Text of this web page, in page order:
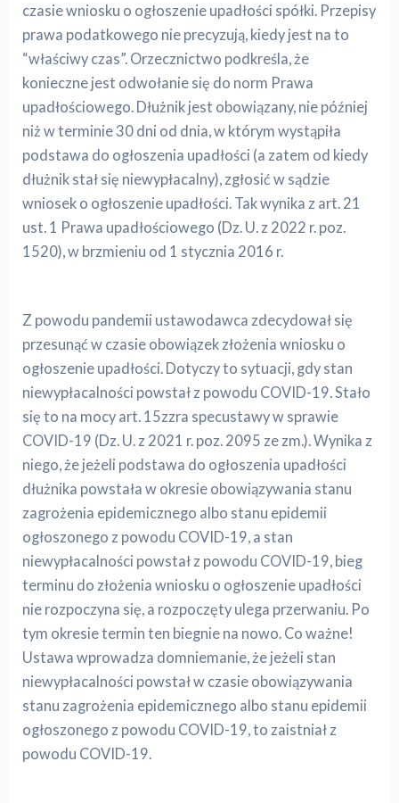
czasie wniosku o ogłoszenie upadłości spółki. Przepisy
prawa podatkowego nie precyzują, kiedy jest na to
“właściwy czas”. Orzecznictwo podkreśla, że
konieczne jest odwołanie się do norm Prawa
upadłościowego. Dłużnik jest obowiązany, nie później
niż w terminie 30 dni od dnia, w którym wystąpiła
podstawa do ogłoszenia upadłości (a zatem od kiedy
dłużnik stał się niewypłacalny), zgłosić w sądzie
wniosek o ogłoszenie upadłości. Tak wynika z art. 21
ust. 1 Prawa upadłościowego (Dz. U. z 2022 r. poz.
1520), w brzmieniu od 1 stycznia 2016 r.
Z powodu pandemii ustawodawca zdecydował się
przesunąć w czasie obowiązek złożenia wniosku o
ogłoszenie upadłości. Dotyczy to sytuacji, gdy stan
niewypłacalności powstał z powodu COVID-19. Stało
się to na mocy art. 15zzra specustawy w sprawie
COVID-19 (Dz. U. z 2021 r. poz. 2095 ze zm.). Wynika z
niego, że jeżeli podstawa do ogłoszenia upadłości
dłużnika powstała w okresie obowiązywania stanu
zagrożenia epidemicznego albo stanu epidemii
ogłoszonego z powodu COVID-19, a stan
niewypłacalności powstał z powodu COVID-19, bieg
terminu do złożenia wniosku o ogłoszenie upadłości
nie rozpoczyna się, a rozpoczęty ulega przerwaniu. Po
tym okresie termin ten biegnie na nowo. Co ważne!
Ustawa wprowadza domniemanie, że jeżeli stan
niewypłacalności powstał w czasie obowiązywania
stanu zagrożenia epidemicznego albo stanu epidemii
ogłoszonego z powodu COVID-19, to zaistniał z
powodu COVID-19.